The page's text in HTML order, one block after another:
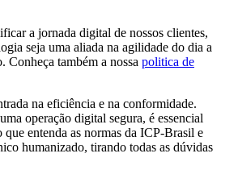
a jornada digital de nossos clientes,
seja uma aliada na agilidade do dia a
Conheça também a nossa politica de
na eficiência e na conformidade.
operação digital segura, é essencial
entenda as normas da ICP-Brasil e
humanizado, tirando todas as dúvidas